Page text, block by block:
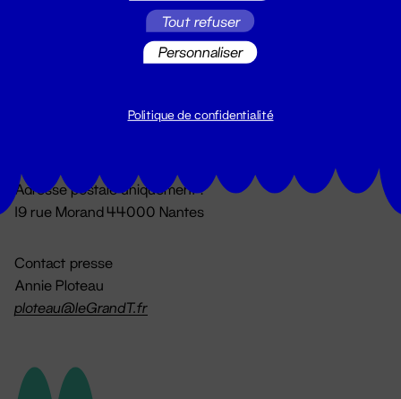
Du lundi au vendredi 14h → 18h
Adresse postale uniquement :
19 rue Morand 44000 Nantes
Contact presse
Annie Ploteau
ploteau@leGrandT.fr
Tout refuser
Personnaliser
Politique de confidentialité